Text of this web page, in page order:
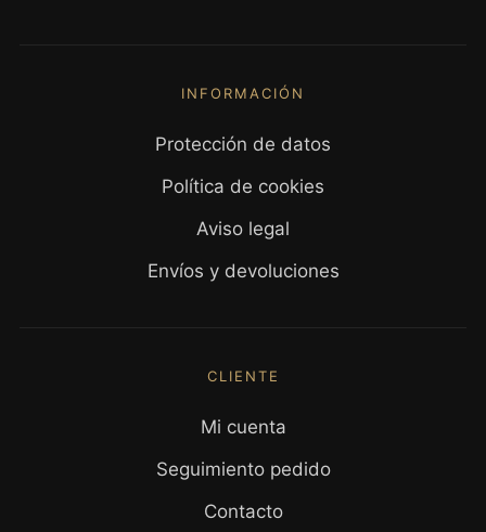
INFORMACIÓN
Protección de datos
Política de cookies
Aviso legal
Envíos y devoluciones
CLIENTE
Mi cuenta
Seguimiento pedido
Contacto